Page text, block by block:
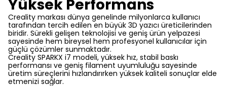
Yüksek Performans
Creality markası dünya genelinde milyonlarca kullanıcı
tarafından tercih edilen en büyük 3D yazıcı üreticilerinden
biridir. Sürekli gelişen teknolojisi ve geniş ürün yelpazesi
sayesinde hem bireysel hem profesyonel kullanıcılar için
güçlü çözümler sunmaktadır.
Creality SPARKX i7 modeli, yüksek hız, stabil baskı
performansı ve geniş filament uyumluluğu sayesinde
üretim süreçlerini hızlandırırken yüksek kaliteli sonuçlar elde
etmenizi sağlar.